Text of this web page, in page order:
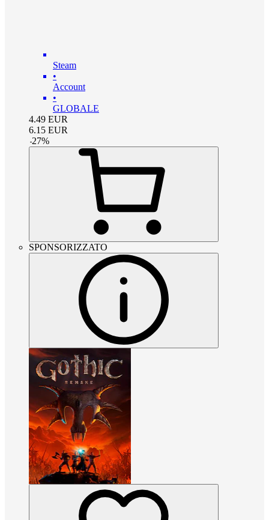
Steam
•
Account
•
GLOBALE
4.49 EUR
6.15 EUR
-27%
SPONSORIZZATO